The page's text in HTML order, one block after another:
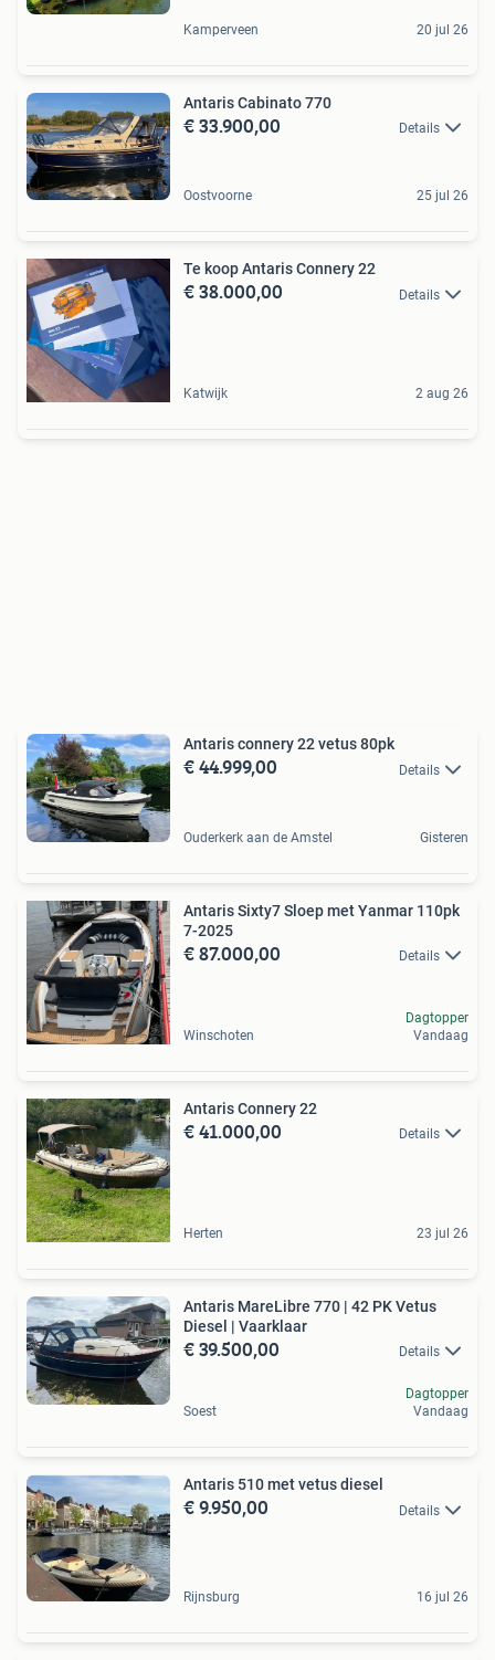
Kamperveen 20 jul 26
Antaris Cabinato 770
€ 33.900,00 Details
Oostvoorne 25 jul 26
Te koop Antaris Connery 22
€ 38.000,00 Details
Katwijk 2 aug 26
Antaris connery 22 vetus 80pk
€ 44.999,00 Details
Ouderkerk aan de Amstel Gisteren
Antaris Sixty7 Sloep met Yanmar 110pk
7-2025
€ 87.000,00 Details
Winschoten
Dagtopper
Vandaag
Antaris Connery 22
€ 41.000,00 Details
Herten 23 jul 26
Antaris MareLibre 770 | 42 PK Vetus
Diesel | Vaarklaar
€ 39.500,00 Details
Soest
Dagtopper
Vandaag
Antaris 510 met vetus diesel
€ 9.950,00 Details
Rijnsburg 16 jul 26